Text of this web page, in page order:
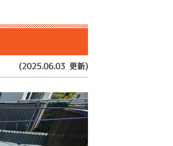
(2025.06.03 更新)